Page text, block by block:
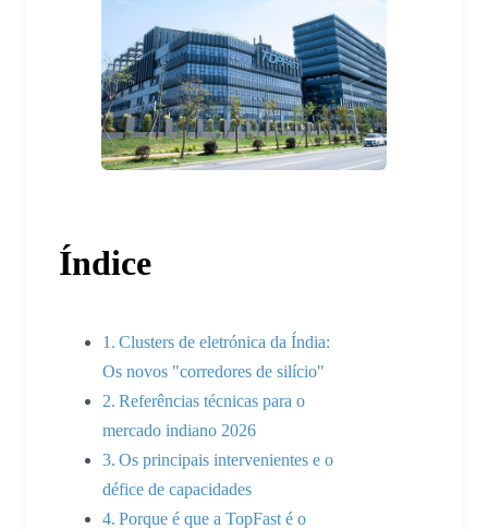
Índice
Clusters de eletrónica da Índia:
Os novos "corredores de silício"
Referências técnicas para o
mercado indiano 2026
Os principais intervenientes e o
défice de capacidades
Porque é que a TopFast é o